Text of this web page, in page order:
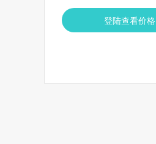
登陆查看价格